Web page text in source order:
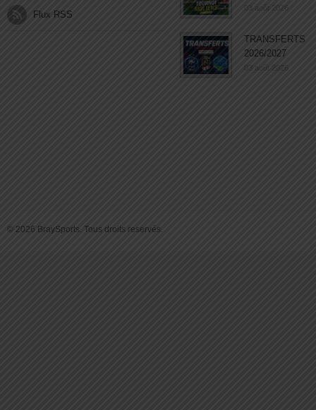
Flux RSS
03 août 2026
TRANSFERTS
2026/2027
03 août 2026
© 2026 BraySports. Tous droits reservés.